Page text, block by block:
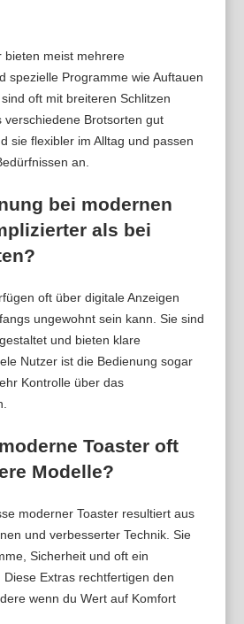
bieten meist mehrere
spezielle Programme wie Auftauen
oft mit breiteren Schlitzen
verschiedene Brotsorten gut
sie flexibler im Alltag und passen
an.
bei modernen
als bei
oft über digitale Anzeigen
ungewohnt sein kann. Sie sind
und bieten klare
Nutzer ist die Bedienung sogar
Kontrolle über das
Toaster oft
Modelle?
moderner Toaster resultiert aus
und verbesserter Technik. Sie
Sicherheit und oft ein
Extras rechtfertigen den
wenn du Wert auf Komfort